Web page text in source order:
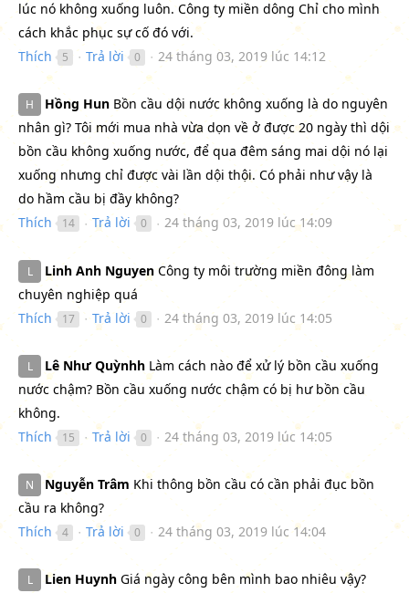
lúc nó không xuống luôn. Công ty miền dông Chỉ cho mình
cách khắc phục sự cố đó với.
Thích
5 ● Trả lời 0 ● 24 tháng 03, 2019 lúc 14:12
H Hồng Hun Bồn cầu dội nước không xuống là do nguyên
nhân gì? Tôi mới mua nhà vừa dọn về ở được 20 ngày thì dội
bồn cầu không xuống nước, để qua đêm sáng mai dội nó lại
xuống nhưng chỉ được vài lần dội thội. Có phải như vậy là
do hầm cầu bị đầy không?
Thích
14 ● Trả lời 0 ● 24 tháng 03, 2019 lúc 14:09
L Linh Anh Nguyen Công ty môi trường miền đông làm
chuyên nghiệp quá
Thích
17 ● Trả lời 0 ● 24 tháng 03, 2019 lúc 14:05
L Lê Như Quỳnhh Làm cách nào để xử lý bồn cầu xuống
nước chậm? Bồn cầu xuống nước chậm có bị hư bồn cầu
không.
Thích
15 ● Trả lời 0 ● 24 tháng 03, 2019 lúc 14:05
N Nguyễn Trâm Khi thông bồn cầu có cần phải đục bồn
cầu ra không?
Thích
4 ● Trả lời 0 ● 24 tháng 03, 2019 lúc 14:04
L Lien Huynh Giá ngày công bên mình bao nhiêu vậy?